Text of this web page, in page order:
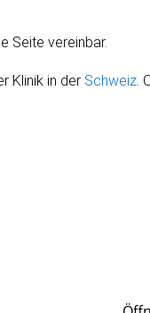
Seite vereinbar.
Klinik in der Schweiz .